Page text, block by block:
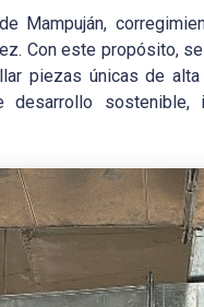
Mampuján,
Con este propósito,
piezas únicas de
desarrollo